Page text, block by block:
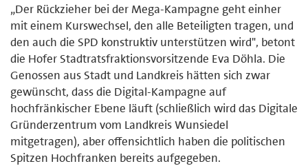
„Der Rückzieher bei der Mega-Kampagne geht einher
mit einem Kurswechsel, den alle Beteiligten tragen, und
den auch die SPD konstruktiv unterstützen wird", betont
die Hofer Stadtratsfraktionsvorsitzende Eva Döhla. Die
Genossen aus Stadt und Landkreis hätten sich zwar
gewünscht, dass die Digital-Kampagne auf
hochfränkischer Ebene läuft (schließlich wird das Digitale
Gründerzentrum vom Landkreis Wunsiedel
mitgetragen), aber offensichtlich haben die politischen
Spitzen Hochfranken bereits aufgegeben.